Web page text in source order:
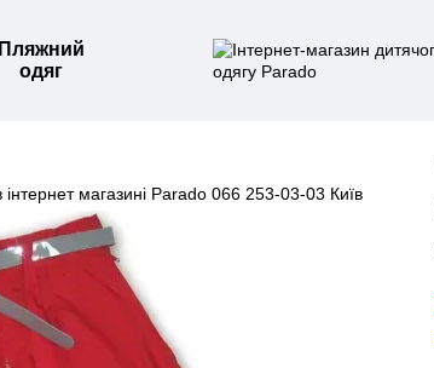
Пляжний
одяг